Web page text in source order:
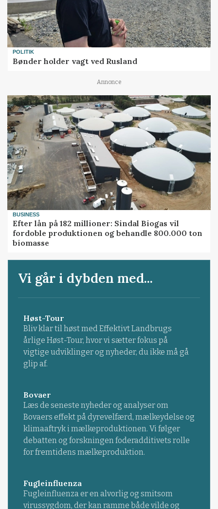
POLITIK
Bønder holder vagt ved Rusland
Annonce
BUSINESS
Efter lån på 182 millioner: Sindal Biogas vil
fordoble produktionen og behandle 800.000 ton
biomasse
Vi går i dybden med...
Høst-Tour
Bliv klar til høst med Effektivt Landbrugs
årlige Høst-Tour, hvor vi sætter fokus på
vigtige udviklinger og nyheder, du ikke må gå
glip af.
Bovaer
Læs de seneste nyheder og analyser om
Bovaers effekt på dyrevelfærd, mælkeydelse og
klimaaftryk i mælkeproduktionen. Vi følger
debatten og forskningen foderadditivets rolle
for fremtidens mælkeproduktion.
Fugleinfluenza
Fugleinfluenza er en alvorlig og smitsom
virussygdom, der kan ramme både vilde og